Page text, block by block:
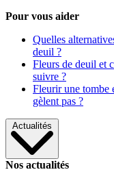
Pour vous aider
Quelles
deuil ?
Fleurs de deuil et
suivre ?
Fleurir une tombe
gèlent pas ?
Actualités
Nos actualités